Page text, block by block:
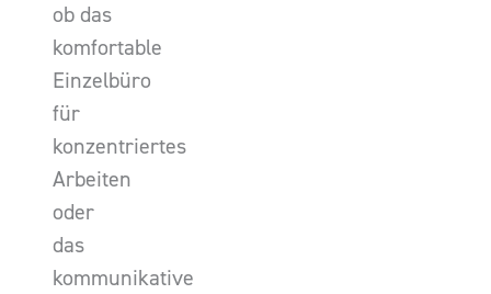
ob das
komfortable
Einzelbüro
für
konzentriertes
Arbeiten
oder
das
kommunikative